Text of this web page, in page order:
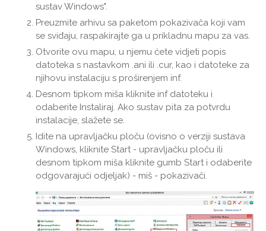
sustav Windows".
Preuzmite arhivu sa paketom pokazivača koji vam
se sviđaju, raspakirajte ga u prikladnu mapu za vas.
Otvorite ovu mapu, u njemu ćete vidjeti popis
datoteka s nastavkom .ani ili .cur, kao i datoteke za
njihovu instalaciju s proširenjem inf.
Desnom tipkom miša kliknite inf datoteku i
odaberite Instaliraj. Ako sustav pita za potvrdu
instalacije, slažete se.
Idite na upravljačku ploču (ovisno o verziji sustava
Windows, kliknite Start - upravljačku ploču ili
desnom tipkom miša kliknite gumb Start i odaberite
odgovarajući odjeljak) - miš - pokazivači.